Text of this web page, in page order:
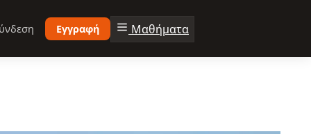
Εγγραφή Μαθήματα